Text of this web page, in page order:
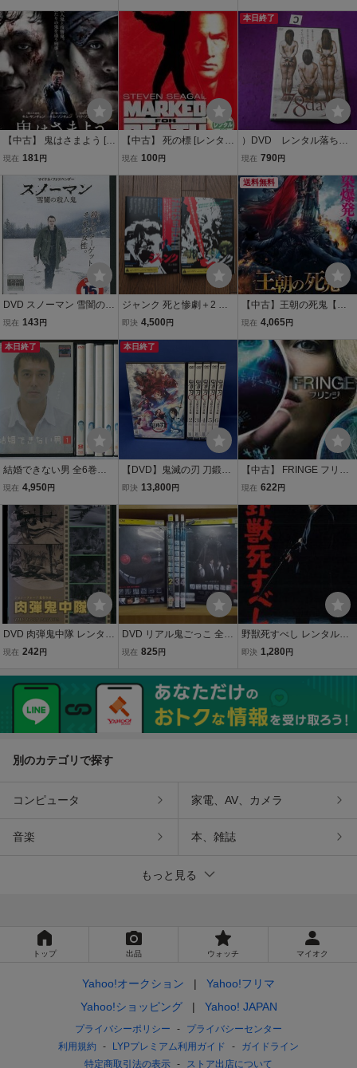
ドラマ リー・ズーシュエ
ン リウ・ルンナン
巻）送料 140/180/185/19
0/230 円
【中古】 鬼はさまよう [レ
ンタル落ち] [DVD]
現在 181円
【中古】 死の標 [レンタル
落ち] [DVD]
現在 100 円
本日終了
）DVD レンタル落ち
７８DAYS
現在 790 円
DVD スノーマン 雪闇の殺
人鬼 レンタル落ち XXX03
現在 143 円
ジャンク 死と惨劇＋2 死
の儀式 レンタル落ちDV
即決 4,500 円
送料無料
【中古】王朝の死鬼【レ
ンタル落ちDVD】
現在 4,065円
本日終了
結婚できない男 全6巻セ
ット/DVD 中古 レンタル
84
現在 4,950 円
本日終了
【DVD】鬼滅の刃 刀鍛冶
の里編 1-6巻 全巻セット
即決 13,800 円
【中古】 FRINGE フリン
ジ ファースト シーズン1
ち] [DVD]
現在 622 円
DVD 肉弾鬼中隊 レンタル
落ち XXX05208
現在 242 円
DVD リアル鬼ごっこ 全5
巻 ※ケース無し発送 レン
現在 825円
野獣死すべし レンタル落
ち 中古 DVD
即決 1,280 円
別のカテゴリで探す
コンピュータ 家電、AV、カメラ
音楽 本、雑誌
もっと見る
トップ 出品 ウォッチ マイオク
Yahoo!オークション
Yahoo!フリマ
Yahoo!ショッピング
Yahoo! JAPAN
プライバシーポリシー
プライバシーセンター
利用規約
LYPプレミアム利用ガイド
ガイドライン
特定商取引法の表示
ストア出店について